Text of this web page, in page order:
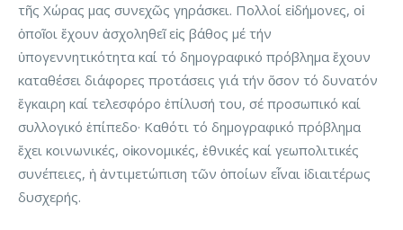
τῆς Χώρας μας συνεχῶς γηράσκει. Πολλοί εἰδήμονες, οἱ
ὁποῖοι ἔχουν ἀσχοληθεῖ εἰς βάθος μέ τήν
ὑπογεννητικότητα καί τό δημογραφικό πρόβλημα ἔχουν
καταθέσει διάφορες προτάσεις γιά τήν ὅσον τό δυνατόν
ἔγκαιρη καί τελεσφόρο ἐπίλυσή του, σέ προσωπικό καί
συλλογικό ἐπίπεδο· Καθότι τό δημογραφικό πρόβλημα
ἔχει κοινωνικές, οἰκονομικές, ἐθνικές καί γεωπολιτικές
συνέπειες, ἡ ἀντιμετώπιση τῶν ὁποίων εἶναι ἰδιαιτέρως
δυσχερής.